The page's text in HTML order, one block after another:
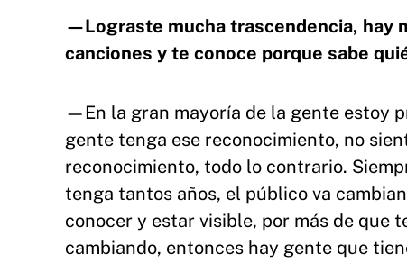
—Lograste mucha trascendencia, hay
canciones y te conoce porque sabe
—En la gran mayoría de la gente estoy
gente tenga ese reconocimiento, no
reconocimiento, todo lo contrario.
tenga tantos años, el público va
conocer y estar visible, por más de que
cambiando, entonces hay gente que